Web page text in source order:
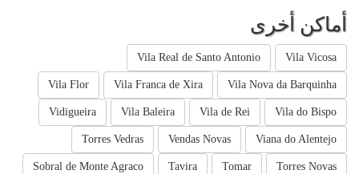
أماكن أخرى
Vila Vicosa
Vila Real de Santo Antonio
Vila Nova da Barquinha
Vila Franca de Xira
Vila Flor
Vila do Bispo
Vila de Rei
Vila Baleira
Vidigueira
Viana do Alentejo
Vendas Novas
Torres Vedras
Torres Novas
Tomar
Tavira
Sobral de Monte Agraco